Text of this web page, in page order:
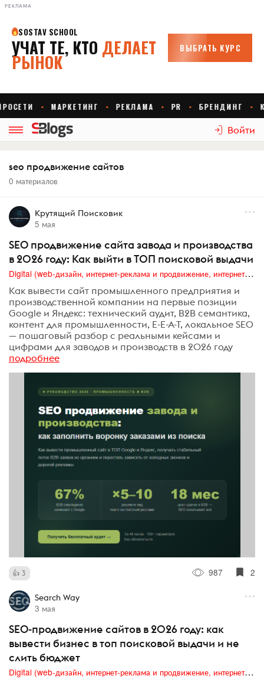
РЕКЛАМА
Войти
seo продвижение сайтов
0 материалов
Крутящий Поисковик
5 мая
SEO продвижение сайта завода и производства
в 2026 году: Как выйти в ТОП поисковой выдачи
Digital (web-дизайн, интернет-реклама и продвижение, интернет-сообщества и блоги, интернет-коммуникации, мобильный маркетинг, реклама на цифровых экранах)
Как вывести сайт промышленного предприятия и
производственной компании на первые позиции
Google и Яндекс: технический аудит, B2B семантика,
контент для промышленности, E-E-A-T, локальное SEO
— пошаговый разбор с реальными кейсами и
цифрами для заводов и производств в 2026 году
подробнее
3 987 2
Search Way
3 мая
SEO-продвижение сайтов в 2026 году: как
вывести бизнес в топ поисковой выдачи и не
слить бюджет
Digital (web-дизайн, интернет-реклама и продвижение, интернет-сообщества и блоги, интернет-коммуникации, мобильный маркетинг, реклама на цифровых экранах)